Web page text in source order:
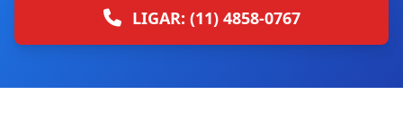
LIGAR: (11) 4858-0767